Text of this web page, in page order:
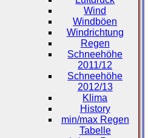
Wind
Windböen
Windrichtung
Regen
Schneehöhe
2011/12
Schneehöhe
2012/13
Klima
History
min/max Regen
Tabelle